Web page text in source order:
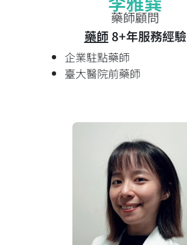
藥師顧問
藥師8+年服務經驗
企業駐點藥師
臺大醫院前藥師